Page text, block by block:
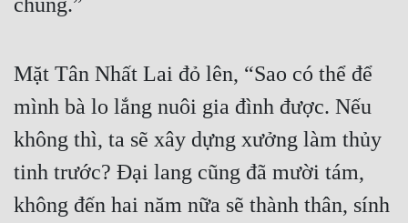
chúng.”
Mặt Tân Nhất Lai đỏ lên, “Sao có thể để
mình bà lo lắng nuôi gia đình được. Nếu
không thì, ta sẽ xây dựng xưởng làm thủy
tinh trước? Đại lang cũng đã mười tám,
không đến hai năm nữa sẽ thành thân, sính